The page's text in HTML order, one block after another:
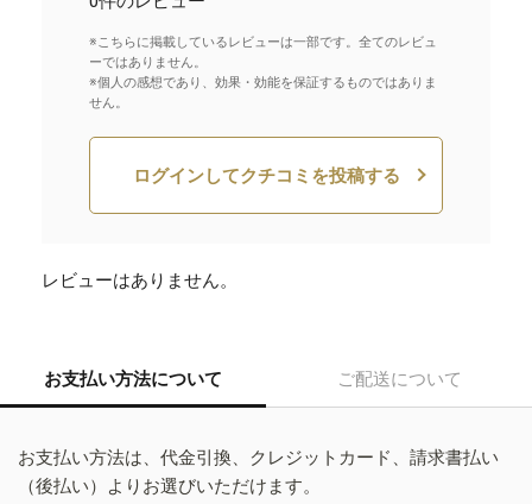
※こちらに掲載しているレビューは一部です。全てのレビュ
ーではありません。
※個人の感想であり、効果・効能を保証するものではありま
せん。
ログインしてクチコミを投稿する
レビューはありません。
お支払い方法について ご配送について
お支払い方法は、代金引換、クレジットカード、請求書払い
（後払い）よりお選びいただけます。